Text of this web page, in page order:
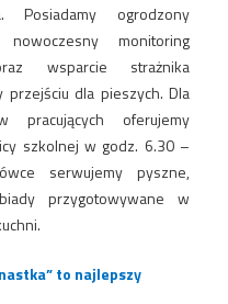
Posiadamy ogrodzony
monitoring
wsparcie strażnika
przejściu dla pieszych. Dla
pracujących oferujemy
szkolnej w godz. 6.30 –
serwujemy pyszne,
przygotowywane w
to najlepszy